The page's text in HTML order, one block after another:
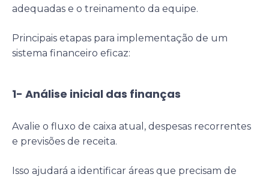
adequadas e o treinamento da equipe.
Principais etapas para implementação de um
sistema financeiro eficaz:
1- Análise inicial das finanças
Avalie o fluxo de caixa atual, despesas recorrentes
e previsões de receita.
Isso ajudará a identificar áreas que precisam de